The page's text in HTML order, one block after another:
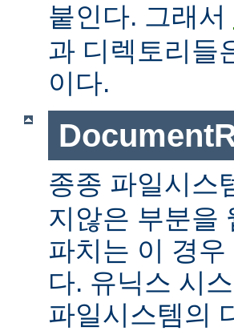
붙인다. 그래서
과 디렉토리들
이다.
종종 파일시스
지않은 부분을
파치는 이 경
다. 유닉스 시
파일시스템의